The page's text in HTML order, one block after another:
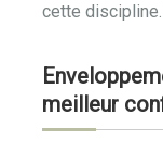
cette discipline.
meilleur